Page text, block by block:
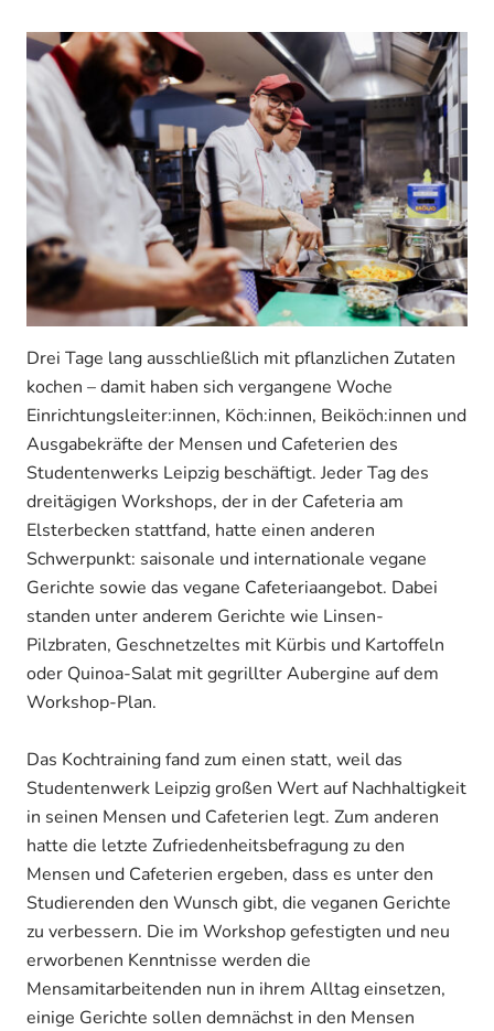
Drei Tage lang ausschließlich mit pflanzlichen Zutaten
kochen – damit haben sich vergangene Woche
Einrichtungsleiter:innen, Köch:innen, Beiköch:innen und
Ausgabekräfte der Mensen und Cafeterien des
Studentenwerks Leipzig beschäftigt. Jeder Tag des
dreitägigen Workshops, der in der Cafeteria am
Elsterbecken stattfand, hatte einen anderen
Schwerpunkt: saisonale und internationale vegane
Gerichte sowie das vegane Cafeteriaangebot. Dabei
standen unter anderem Gerichte wie Linsen-
Pilzbraten, Geschnetzeltes mit Kürbis und Kartoffeln
oder Quinoa-Salat mit gegrillter Aubergine auf dem
Workshop-Plan.
Das Kochtraining fand zum einen statt, weil das
Studentenwerk Leipzig großen Wert auf Nachhaltigkeit
in seinen Mensen und Cafeterien legt. Zum anderen
hatte die letzte Zufriedenheitsbefragung zu den
Mensen und Cafeterien ergeben, dass es unter den
Studierenden den Wunsch gibt, die veganen Gerichte
zu verbessern. Die im Workshop gefestigten und neu
erworbenen Kenntnisse werden die
Mensamitarbeitenden nun in ihrem Alltag einsetzen,
einige Gerichte sollen demnächst in den Mensen